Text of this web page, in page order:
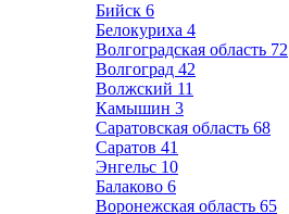
Бийск 6
Белокуриха 4
Волгоградская область 72
Волгоград 42
Волжский 11
Камышин 3
Саратовская область 68
Саратов 41
Энгельс 10
Балаково 6
Воронежская область 65